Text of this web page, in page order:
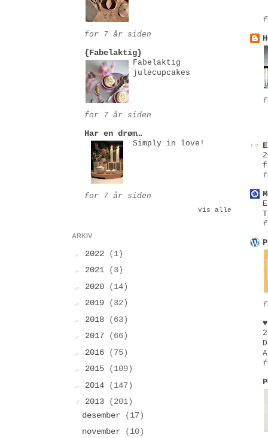
for 7 år siden
{Fabelaktig}
Fabelaktig
julecupcakes
for 7 år siden
Har en drøm…
Simply in love!
for 7 år siden
Vis alle
ARKIV
► 2022
(1)
► 2021
(3)
► 2020
(14)
► 2019
(32)
► 2018
(63)
► 2017
(66)
► 2016
(75)
► 2015
(109)
► 2014
(147)
▼ 2013
(201)
desember
(17)
november
(10)